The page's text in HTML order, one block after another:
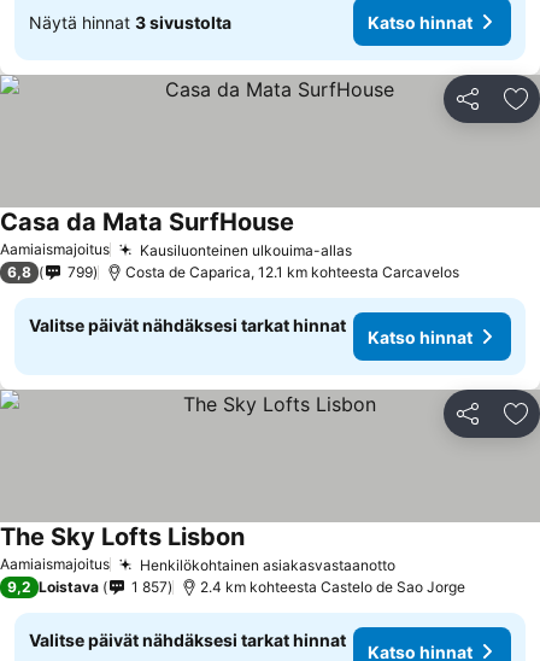
Näytä hinnat 3 sivustolta Katso hinnat
Jaa
Aamiaismajoitus Kausiluonteinen ulkouima-allas
Casa da Mata SurfHouse
6,8 799 Costa de Caparica, 12.1 km kohteesta Carcavelos
Valitse päivät nähdäksesi tarkat hinnat
Katso hinnat
Jaa
Aamiaismajoitus Henkilökohtainen asiakasvastaanotto
The Sky Lofts Lisbon
9,2 Loistava 1 857 2.4 km kohteesta Castelo de Sao Jorge
Valitse päivät nähdäksesi tarkat hinnat
Katso hinnat